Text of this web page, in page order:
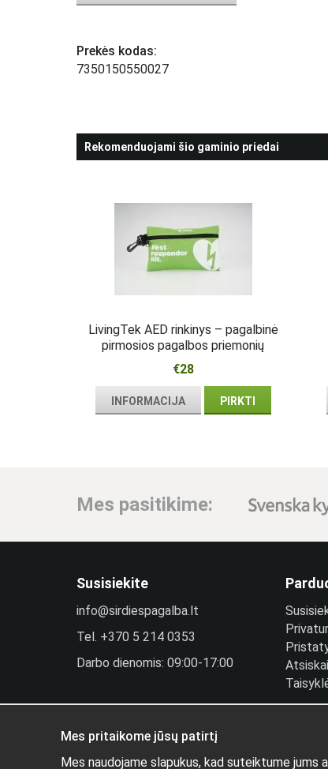
Prekės kodas:
7350150550027
Rekomenduojami šio gaminio priedai
LivingTek AED rinkinys – pagalbinė
pirmosios pagalbos priemonių
kuprinė šalia defibriliatoriaus
€28
INFORMACIJA PIRKTI
Mes pasitikime:
Susisiekite
info@sirdiespagalba.lt
Tel. +370 5 214 0353
Darbo dienomis: 09:00-17:00
Mes pritaikome jūsų patirtį
Mes naudojame slapukus, kad suteiktume jums